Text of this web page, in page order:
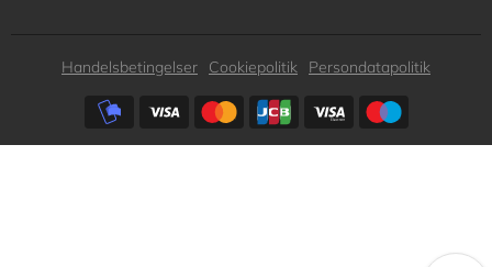
Subfooter
Handelsbetingelser Cookiepolitik
Persondatapolitik
Subfooter
payment
options